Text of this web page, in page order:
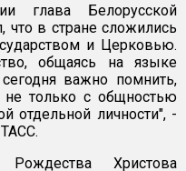
глава Белорусской
что в стране сложились
и Церковью.
общаясь на языке
важно помнить,
не только с общностью
отдельной личности", -
Христова